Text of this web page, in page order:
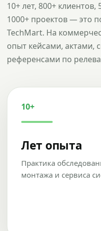
10+ лет, 800+ клиентов,
1000+ проектов — это
TechMart. На
опыт кейсами, актами,
референсами по
10+
Лет опыта
Практика
монтажа и сервиса